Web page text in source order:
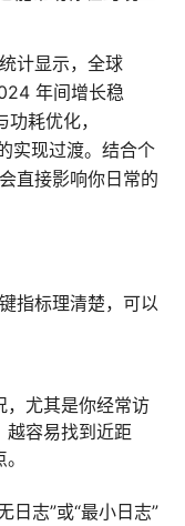
计显示，全球
年间增长稳
耗优化，
实现过渡。结合个
直接影响你日常的
指标理清楚，可以
，尤其是你经常访
越容易找到近距
日志”或“最小日志”